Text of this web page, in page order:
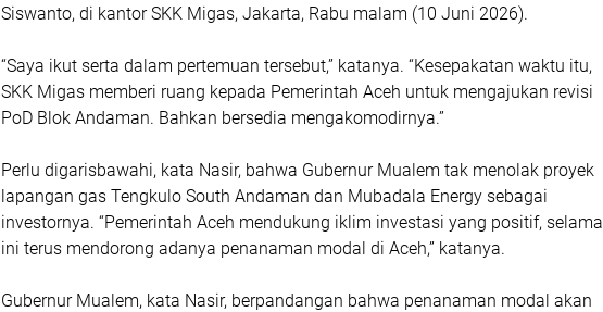
Siswanto, di kantor SKK Migas, Jakarta, Rabu malam (10 Juni 2026).
“Saya ikut serta dalam pertemuan tersebut,” katanya. “Kesepakatan waktu itu,
SKK Migas memberi ruang kepada Pemerintah Aceh untuk mengajukan revisi
PoD Blok Andaman. Bahkan bersedia mengakomodirnya.”
Perlu digarisbawahi, kata Nasir, bahwa Gubernur Mualem tak menolak proyek
lapangan gas Tengkulo South Andaman dan Mubadala Energy sebagai
investornya. “Pemerintah Aceh mendukung iklim investasi yang positif, selama
ini terus mendorong adanya penanaman modal di Aceh,” katanya.
Gubernur Mualem, kata Nasir, berpandangan bahwa penanaman modal akan